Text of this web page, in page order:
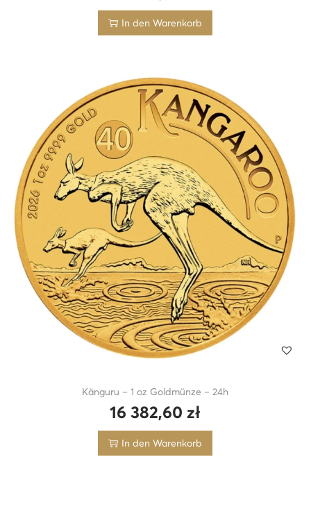
In den Warenkorb
Känguru – 1 oz Goldmünze – 24h
16 382,60zł
In den Warenkorb